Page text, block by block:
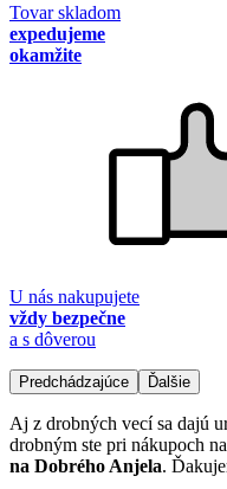
Tovar skladom
expedujeme
okamžite
U nás nakupujete
vždy bezpečne
a s dôverou
Predchádzajúce Ďalšie
Aj z drobných vecí sa dajú
drobným ste pri nákupoch
na Dobrého Anjela.